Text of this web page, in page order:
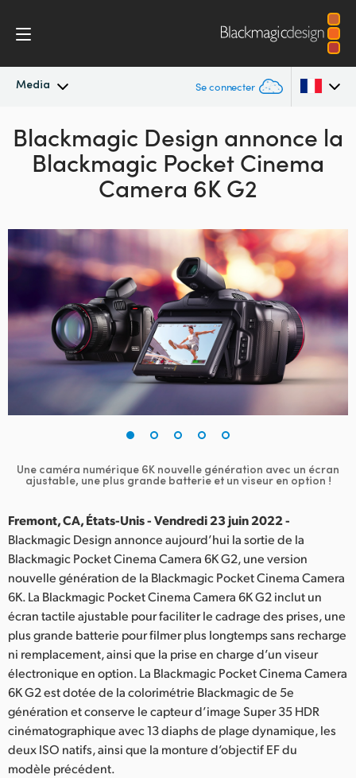
Media Se connecter
Actualités
Archives de presse
Argentina
Australia
Brazil
Canada
China
Denmark
Hong Kong SAR, China
Italy
Japan
Korea
Mexico
Malaysia
Netherlands
New Zealand
Blackmagic Design annonce la
Blackmagic Pocket Cinema
Camera 6K G2
Une caméra numérique 6K nouvelle génération avec un écran
ajustable, une plus grande batterie et un viseur en option !
Fremont, CA, États-Unis - Vendredi 23 juin 2022 -
Blackmagic Design annonce aujourd’hui la sortie de la
Blackmagic Pocket Cinema Camera 6K G2, une version
nouvelle génération de la Blackmagic Pocket Cinema Camera
6K. La Blackmagic Pocket Cinema Camera 6K G2 inclut un
écran tactile ajustable pour faciliter le cadrage des prises, une
plus grande batterie pour filmer plus longtemps sans recharge
ni remplacement, ainsi que la prise en charge d’un viseur
électronique en option. La Blackmagic Pocket Cinema Camera
6K G2 est dotée de la colorimétrie Blackmagic de 5e
génération et conserve le capteur d’image Super 35 HDR
cinématographique avec 13 diaphs de plage dynamique, les
deux ISO natifs, ainsi que la monture d’objectif EF du
modèle précédent.